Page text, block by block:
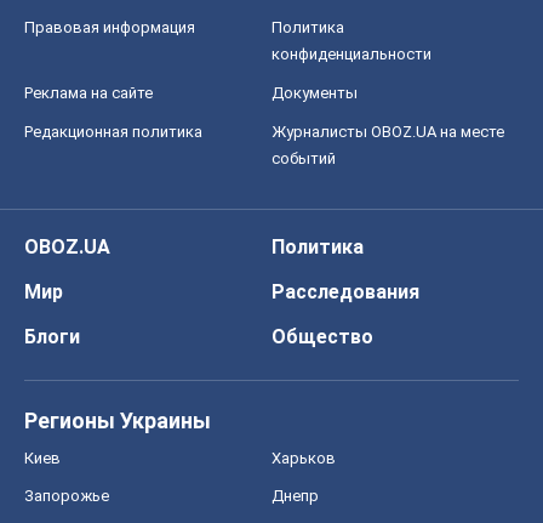
Правовая информация
Политика
конфиденциальности
Реклама на сайте Документы
Редакционная политика
Журналисты OBOZ.UA на месте
событий
OBOZ.UA
Политика
Мир
Расследования
Блоги
Общество
Регионы Украины
Киев Харьков
Запорожье Днепр